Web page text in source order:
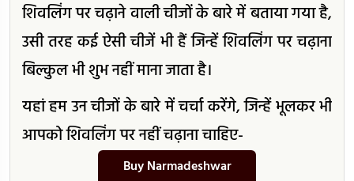
शिवलिंग पर चढ़ाने वाली चीजों के बारे में बताया गया है,
उसी तरह कई ऐसी चीजें भी हैं जिन्हें शिवलिंग पर चढ़ाना
बिल्कुल भी शुभ नहीं माना जाता है।
यहां हम उन चीजों के बारे में चर्चा करेंगे, जिन्हें भूलकर भी
आपको शिवलिंग पर नहीं चढ़ाना चाहिए-
Buy Narmadeshwar